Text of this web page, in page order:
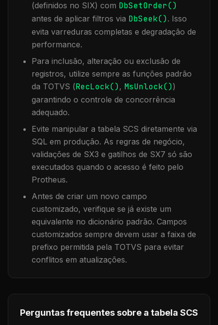
(definidos no SIX) com DbSetOrder()
antes de aplicar filtros via DbSeek(). Isso
evita varreduras completas e degradação de
performance.
Para inclusão, alteração ou exclusão de
registros, utilize sempre as funções padrão
da TOTVS (RecLock(), MsUnlock())
garantindo o controle de concorrência
adequado.
Evite manipular a tabela SCS diretamente via
SQL em produção. As regras de negócio,
validações de SX3 e gatilhos de SX7 só são
executados quando o acesso é feito pelo
Protheus.
Antes de criar um novo campo
customizado, verifique se já existe um
equivalente no dicionário padrão. Campos
customizados sempre devem usar a faixa de
prefixo permitida pela TOTVS para evitar
conflitos em atualizações.
Perguntas frequentes sobre a tabela SCS